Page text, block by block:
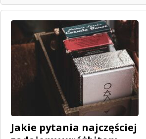
Jakie pytania najczęściej